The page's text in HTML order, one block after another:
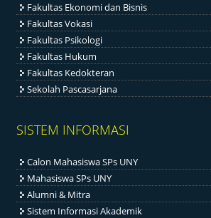
Fakultas Ekonomi dan Bisnis
Fakultas Vokasi
Fakultas Psikologi
Fakultas Hukum
Fakultas Kedokteran
Sekolah Pascasarjana
SISTEM INFORMASI
Calon Mahasiswa SPs UNY
Mahasiswa SPs UNY
Alumni & Mitra
Sistem Informasi Akademik